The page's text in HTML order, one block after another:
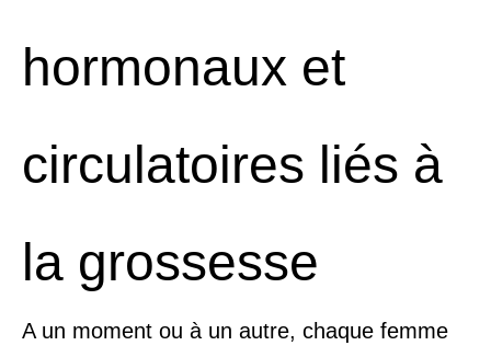
hormonaux et
circulatoires liés à
la grossesse
A un moment ou à un autre, chaque femme